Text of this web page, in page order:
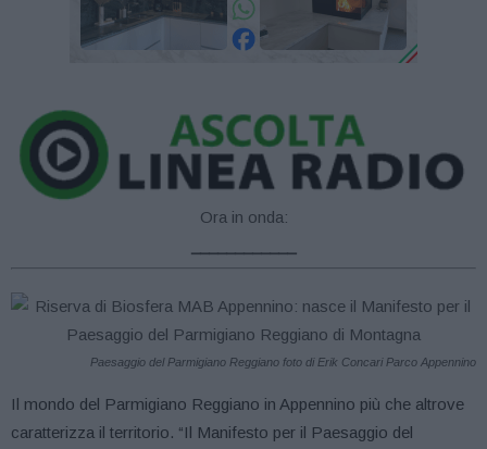
Ora in onda:
Paesaggio del Parmigiano Reggiano foto di Erik Concari Parco Appennino
Il mondo del Parmigiano Reggiano in Appennino più che altrove
caratterizza il territorio. “Il Manifesto per il Paesaggio del